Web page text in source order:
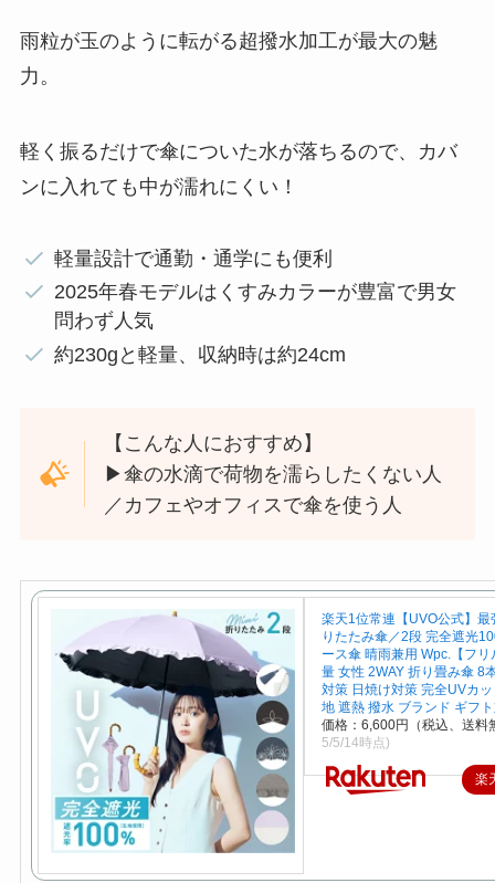
雨粒が玉のように転がる超撥水加工が最大の魅
力。
軽く振るだけで傘についた水が落ちるので、カバ
ンに入れても中が濡れにくい！
軽量設計で通勤・通学にも便利
2025年春モデルはくすみカラーが豊富で男女
問わず人気
約230gと軽量、収納時は約24cm
【こんな人におすすめ】
▶︎傘の水滴で荷物を濡らしたくない人
／カフェやオフィスで傘を使う人
楽天1位常連【UVO公式】最
りたたみ傘／2段 完全遮光
ース傘 晴雨兼用 Wpc.【フリ
量 女性 2WAY 折り畳み傘 8
対策 日焼け対策 完全UVカ
地 遮熱 撥水 ブランド ギフ
価格：6,600円（税込、送料
5/5/14時点)
楽